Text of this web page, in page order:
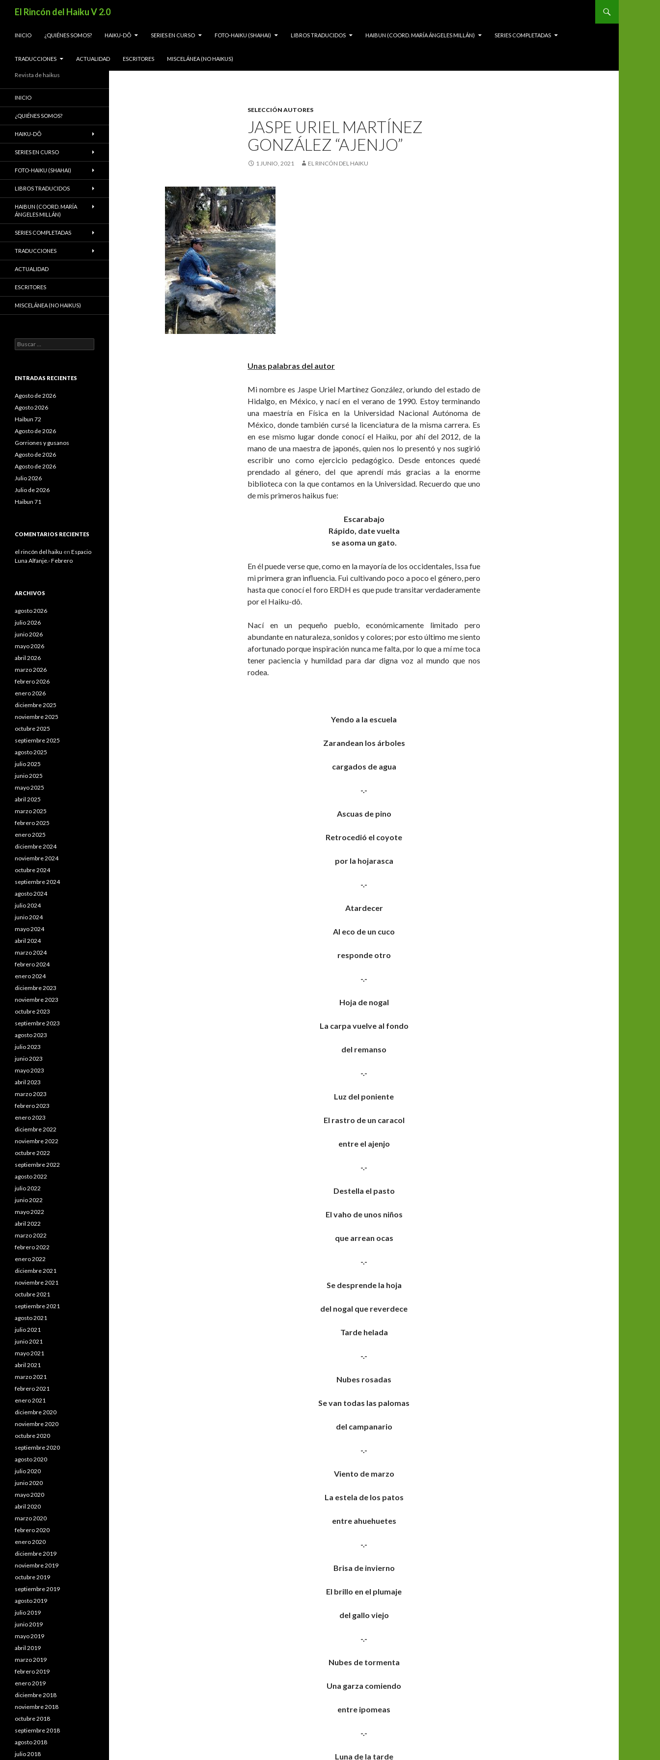
El Rincón del Haiku V 2.0
INICIO
¿QUIÉNES SOMOS? HAIKU-DÔ SERIES EN CURSO FOTO-HAIKU (SHAHAI) LIBROS TRADUCIDOS HAIBUN (COORD. MARÍA ÁNGELES MILLÁN) SERIES COMPLETADAS
TRADUCCIONES ACTUALIDAD ESCRITORES MISCELÁNEA (NO HAIKUS)
SELECCIÓN AUTORES
JASPE URIEL MARTÍNEZ
GONZÁLEZ “AJENJO”
1 JUNIO, 2021 EL RINCÓN DEL HAIKU
Unas palabras del autor
Mi nombre es Jaspe Uriel Martínez González, oriundo del estado de
Hidalgo, en México, y nací en el verano de 1990. Estoy terminando
una maestría en Física en la Universidad Nacional Autónoma de
México, donde también cursé la licenciatura de la misma carrera. Es
en ese mismo lugar donde conocí el Haiku, por ahí del 2012, de la
mano de una maestra de japonés, quien nos lo presentó y nos sugirió
escribir uno como ejercicio pedagógico. Desde entonces quedé
prendado al género, del que aprendí más gracias a la enorme
biblioteca con la que contamos en la Universidad. Recuerdo que uno
de mis primeros haikus fue:
Escarabajo
Rápido, date vuelta
se asoma un gato.
En él puede verse que, como en la mayoría de los occidentales, Issa fue
mi primera gran influencia. Fui cultivando poco a poco el género, pero
hasta que conocí el foro ERDH es que pude transitar verdaderamente
por el Haiku-dô.
Nací en un pequeño pueblo, económicamente limitado pero
abundante en naturaleza, sonidos y colores; por esto último me siento
afortunado porque inspiración nunca me falta, por lo que a mí me toca
tener paciencia y humildad para dar digna voz al mundo que nos
rodea.
Yendo a la escuela
Zarandean los árboles
cargados de agua
-.-
Ascuas de pino
Retrocedió el coyote
por la hojarasca
-.-
Atardecer
Al eco de un cuco
responde otro
-.-
Hoja de nogal
La carpa vuelve al fondo
del remanso
-.-
Luz del poniente
El rastro de un caracol
entre el ajenjo
-.-
Destella el pasto
El vaho de unos niños
que arrean ocas
-.-
Se desprende la hoja
del nogal que reverdece
Tarde helada
-.-
Nubes rosadas
Se van todas las palomas
del campanario
-.-
Viento de marzo
La estela de los patos
entre ahuehuetes
-.-
Brisa de invierno
El brillo en el plumaje
del gallo viejo
-.-
Nubes de tormenta
Una garza comiendo
entre ipomeas
-.-
Luna de la tarde
Revista de haikus
INICIO
¿QUIÉNES SOMOS?
HAIKU-DÔ
SERIES EN CURSO
FOTO-HAIKU (SHAHAI)
LIBROS TRADUCIDOS
HAIBUN (COORD. MARÍA
ÁNGELES MILLÁN)
SERIES COMPLETADAS
TRADUCCIONES
ACTUALIDAD
ESCRITORES
MISCELÁNEA (NO HAIKUS)
B
u
a
:
ENTRADAS RECIENTES
Agosto de 2026
Agosto 2026
Haibun 72
Agosto de 2026
Gorriones y gusanos
Agosto de 2026
Agosto de 2026
Julio 2026
Julio de 2026
Haibun 71
COMENTARIOS RECIENTES
el rincón del haiku en Espacio
Luna Alfanje.- Febrero
ARCHIVOS
agosto 2026
julio 2026
junio 2026
mayo 2026
abril 2026
marzo 2026
febrero 2026
enero 2026
diciembre 2025
noviembre 2025
octubre 2025
septiembre 2025
agosto 2025
julio 2025
junio 2025
mayo 2025
abril 2025
marzo 2025
febrero 2025
enero 2025
diciembre 2024
noviembre 2024
octubre 2024
septiembre 2024
agosto 2024
julio 2024
junio 2024
mayo 2024
abril 2024
marzo 2024
febrero 2024
enero 2024
diciembre 2023
noviembre 2023
octubre 2023
septiembre 2023
agosto 2023
julio 2023
junio 2023
mayo 2023
abril 2023
marzo 2023
febrero 2023
enero 2023
diciembre 2022
noviembre 2022
octubre 2022
septiembre 2022
agosto 2022
julio 2022
junio 2022
mayo 2022
abril 2022
marzo 2022
febrero 2022
enero 2022
diciembre 2021
noviembre 2021
octubre 2021
septiembre 2021
agosto 2021
julio 2021
junio 2021
mayo 2021
abril 2021
marzo 2021
febrero 2021
enero 2021
diciembre 2020
noviembre 2020
octubre 2020
septiembre 2020
agosto 2020
julio 2020
junio 2020
mayo 2020
abril 2020
marzo 2020
febrero 2020
enero 2020
diciembre 2019
noviembre 2019
octubre 2019
septiembre 2019
agosto 2019
julio 2019
junio 2019
mayo 2019
abril 2019
marzo 2019
febrero 2019
enero 2019
diciembre 2018
noviembre 2018
octubre 2018
septiembre 2018
agosto 2018
julio 2018